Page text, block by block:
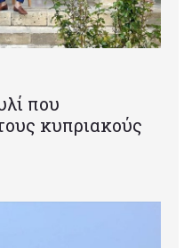
που
κυπριακούς